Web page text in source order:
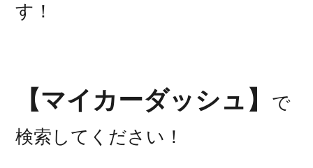
す！
【マイカーダッシュ】
で
検索してください！